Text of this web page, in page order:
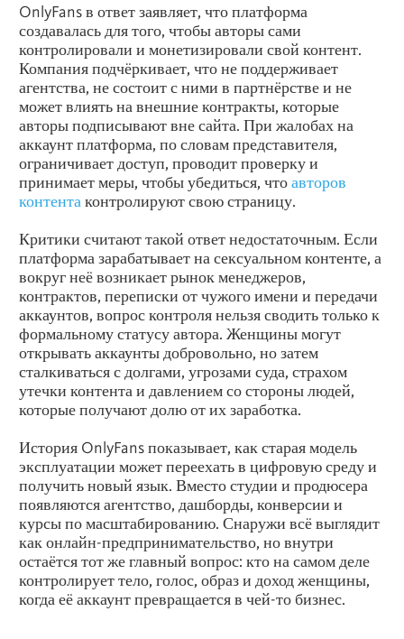
OnlyFans в ответ заявляет, что платформа
создавалась для того, чтобы авторы сами
контролировали и монетизировали свой контент.
Компания подчёркивает, что не поддерживает
агентства, не состоит с ними в партнёрстве и не
может влиять на внешние контракты, которые
авторы подписывают вне сайта. При жалобах на
аккаунт платформа, по словам представителя,
ограничивает доступ, проводит проверку и
принимает меры, чтобы убедиться, чтоавторов
контента контролируют свою страницу.
Критики считают такой ответ недостаточным. Если
платформа зарабатывает на сексуальном контенте, а
вокруг неё возникает рынок менеджеров,
контрактов, переписки от чужого имени и передачи
аккаунтов, вопрос контроля нельзя сводить только к
формальному статусу автора. Женщины могут
открывать аккаунты добровольно, но затем
сталкиваться с долгами, угрозами суда, страхом
утечки контента и давлением со стороны людей,
которые получают долю от их заработка.
История OnlyFans показывает, как старая модель
эксплуатации может переехать в цифровую среду и
получить новый язык. Вместо студии и продюсера
появляются агентство, дашборды, конверсии и
курсы по масштабированию. Снаружи всё выглядит
как онлайн-предпринимательство, но внутри
остаётся тот же главный вопрос: кто на самом деле
контролирует тело, голос, образ и доход женщины,
когда её аккаунт превращается в чей-то бизнес.